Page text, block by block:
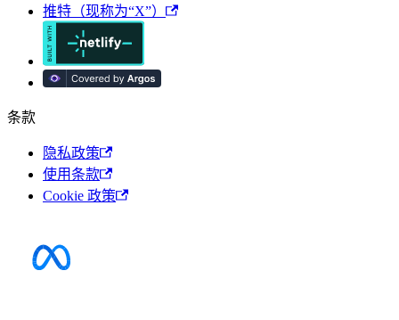
推特（现称为“X”）
条款
隐私政策
使用条款
Cookie 政策